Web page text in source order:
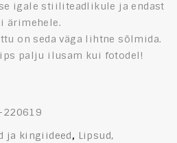
igale stiiliteadlikule ja endast
ärimehele.
on seda väga lihtne sõlmida.
palju ilusam kui fotodel!
220619
ja kingiideed, Lipsud,